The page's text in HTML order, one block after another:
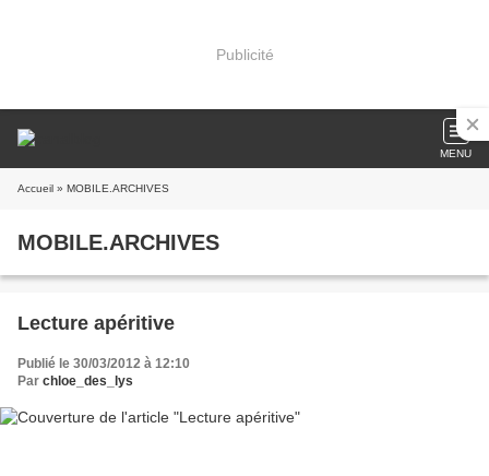
Publicité
MENU
Accueil » MOBILE.ARCHIVES
MOBILE.ARCHIVES
Lecture apéritive
Publié le 30/03/2012 à 12:10
Par chloe_des_lys